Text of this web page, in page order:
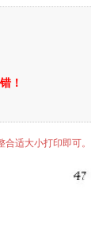
！
适大小打印即可。